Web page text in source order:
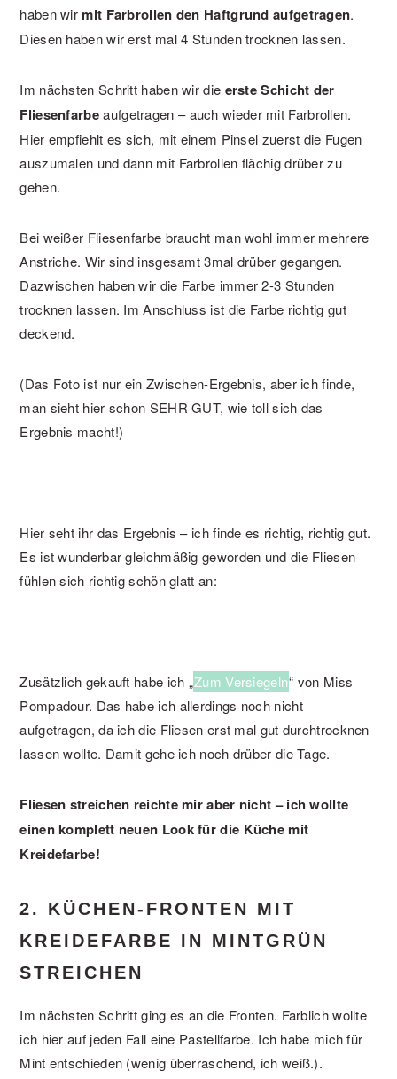
haben wir mit Farbrollen den Haftgrund aufgetragen.
Diesen haben wir erst mal 4 Stunden trocknen lassen.
Im nächsten Schritt haben wir die erste Schicht der
Fliesenfarbeaufgetragen – auch wieder mit Farbrollen.
Hier empfiehlt es sich, mit einem Pinsel zuerst die Fugen
auszumalen und dann mit Farbrollen flächig drüber zu
gehen.
Bei weißer Fliesenfarbe braucht man wohl immer mehrere
Anstriche. Wir sind insgesamt 3mal drüber gegangen.
Dazwischen haben wir die Farbe immer 2-3 Stunden
trocknen lassen. Im Anschluss ist die Farbe richtig gut
deckend.
(Das Foto ist nur ein Zwischen-Ergebnis, aber ich finde,
man sieht hier schon SEHR GUT, wie toll sich das
Ergebnis macht!)
Hier seht ihr das Ergebnis – ich finde es richtig, richtig gut.
Es ist wunderbar gleichmäßig geworden und die Fliesen
fühlen sich richtig schön glatt an:
Zusätzlich gekauft habe ich „Zum Versiegeln“ von Miss
Pompadour. Das habe ich allerdings noch nicht
aufgetragen, da ich die Fliesen erst mal gut durchtrocknen
lassen wollte. Damit gehe ich noch drüber die Tage.
Fliesen streichen reichte mir aber nicht – ich wollte
einen komplett neuen Look für die Küche mit
Kreidefarbe!
2. KÜCHEN-FRONTEN MIT
KREIDEFARBE IN MINTGRÜN
STREICHEN
Im nächsten Schritt ging es an die Fronten. Farblich wollte
ich hier auf jeden Fall eine Pastellfarbe. Ich habe mich für
Mint entschieden (wenig überraschend, ich weiß.).